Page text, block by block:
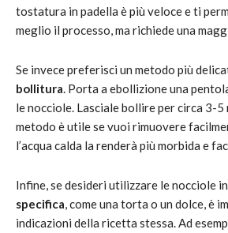
tostatura in padella è più veloce e ti
meglio il processo, ma richiede una
Se invece preferisci un metodo più
bollitura. Porta a ebollizione una
le nocciole. Lasciale bollire per circa 3-5
metodo è utile se vuoi rimuovere
l’acqua calda la renderà più morbida e
Infine, se desideri utilizzare le nocciole
specifica, come una torta o un dolce, è
indicazioni della ricetta stessa. Ad